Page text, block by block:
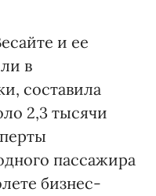
и ее
в
составила
2,3 тысячи
пассажира
бизнес-